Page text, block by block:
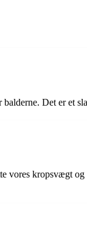
Det er et
vores kropsvægt